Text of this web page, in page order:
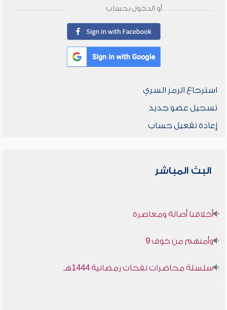
أو الدخول بحساب
استرجاع الرمز السري
تسجيل عضو جديد
إعادة تفعيل حساب
البث المباشر
أخلاقنا أصالة ومعاصرة
وأمنهم من خوف 9
سلسلة محاضرات نفحات رمضانية 1444هـ